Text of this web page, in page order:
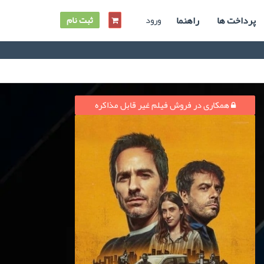
پرداخت ها راهنما ورود ثبت نام
همکاری در فروش فیلم غیر قابل مذاکره